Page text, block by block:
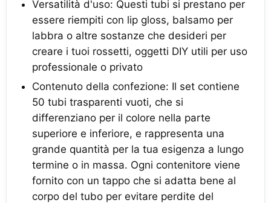
Versatilità d'uso: Questi tubi si prestano per
essere riempiti con lip gloss, balsamo per
labbra o altre sostanze che desideri per
creare i tuoi rossetti, oggetti DIY utili per uso
professionale o privato
Contenuto della confezione: Il set contiene
50 tubi trasparenti vuoti, che si
differenziano per il colore nella parte
superiore e inferiore, e rappresenta una
grande quantità per la tua esigenza a lungo
termine o in massa. Ogni contenitore viene
fornito con un tappo che si adatta bene al
corpo del tubo per evitare perdite del